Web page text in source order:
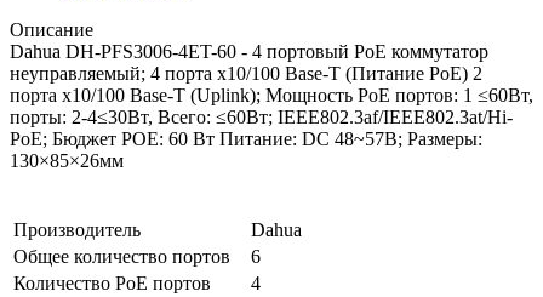
Описание
Dahua DH-PFS3006-4ET-60 - 4 портовый РоЕ коммутатор
неуправляемый; 4 порта x10/100 Base-T (Питание PoE) 2
порта x10/100 Base-T (Uplink); Мощность PoE портов: 1 ≤60Вт,
порты: 2-4≤30Вт, Всего: ≤60Вт; IEEE802.3af/IEEE802.3at/Hi-
PoE; Бюджет РОЕ: 60 Вт Питание: DC 48~57В; Размеры:
130×85×26мм
Производитель
Dahua
Общее количество портов
6
Количество PoE портов
4